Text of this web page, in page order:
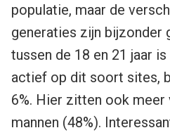
populatie, maar de
generaties zijn bijzonder
tussen de 18 en 21 jaar
actief op dit soort sites,
6%. Hier zitten ook meer
mannen (48%).